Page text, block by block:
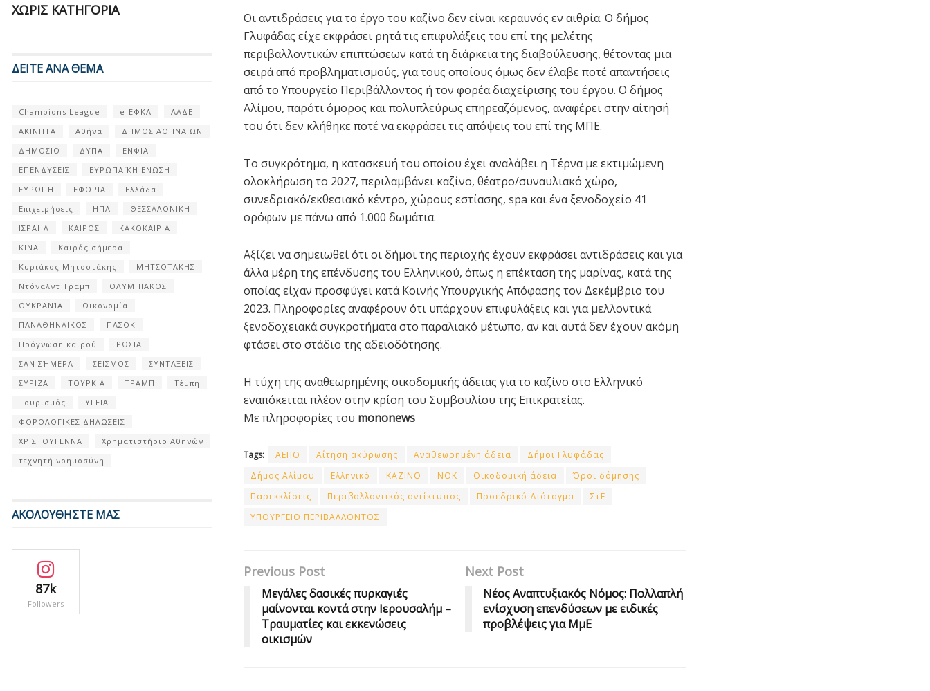
Οι αντιδράσεις για το έργο του καζίνο δεν είναι κεραυνός εν αιθρία. Ο δήμος
Γλυφάδας είχε εκφράσει ρητά τις επιφυλάξεις του επί της μελέτης
περιβαλλοντικών επιπτώσεων κατά τη διάρκεια της διαβούλευσης, θέτοντας μια
σειρά από προβληματισμούς, για τους οποίους όμως δεν έλαβε ποτέ απαντήσεις
από το Υπουργείο Περιβάλλοντος ή τον φορέα διαχείρισης του έργου. Ο δήμος
Αλίμου, παρότι όμορος και πολυπλεύρως επηρεαζόμενος, αναφέρει στην αίτησή
του ότι δεν κλήθηκε ποτέ να εκφράσει τις απόψεις του επί της ΜΠΕ.
Το συγκρότημα, η κατασκευή του οποίου έχει αναλάβει η Τέρνα με εκτιμώμενη
ολοκλήρωση το 2027, περιλαμβάνει καζίνο, θέατρο/συναυλιακό χώρο,
συνεδριακό/εκθεσιακό κέντρο, χώρους εστίασης, spa και ένα ξενοδοχείο 41
ορόφων με πάνω από 1.000 δωμάτια.
Αξίζει να σημειωθεί ότι οι δήμοι της περιοχής έχουν εκφράσει αντιδράσεις και για
άλλα μέρη της επένδυσης του Ελληνικού, όπως η επέκταση της μαρίνας, κατά της
οποίας είχαν προσφύγει κατά Κοινής Υπουργικής Απόφασης τον Δεκέμβριο του
2023. Πληροφορίες αναφέρουν ότι υπάρχουν επιφυλάξεις και για μελλοντικά
ξενοδοχειακά συγκροτήματα στο παραλιακό μέτωπο, αν και αυτά δεν έχουν ακόμη
φτάσει στο στάδιο της αδειοδότησης.
Η τύχη της αναθεωρημένης οικοδομικής άδειας για το καζίνο στο Ελληνικό
εναπόκειται πλέον στην κρίση του Συμβουλίου της Επικρατείας.
Με πληροφορίες του mononews
Tags: ΑΕΠΟ Αίτηση ακύρωσης Αναθεωρημένη άδεια
Δήμοι Γλυφάδας
Δήμος Αλίμου
Ελληνικό ΚΑΖΙΝΟ ΝΟΚ Οικοδομική άδεια
Όροι δόμησης
Παρεκκλίσεις
Περιβαλλοντικός αντίκτυπος Προεδρικό Διάταγμα
ΣτΕ
ΥΠΟΥΡΓΕΙΟ ΠΕΡΙΒΑΛΛΟΝΤΟΣ
Previous Post
Μεγάλες δασικές πυρκαγιές
μαίνονται κοντά στην Ιερουσαλήμ –
Τραυματίες και εκκενώσεις
οικισμών
Next Post
Νέος Αναπτυξιακός Νόμος: Πολλαπλή
ενίσχυση επενδύσεων με ειδικές
προβλέψεις για ΜμΕ
ΧΩΡΊΣ ΚΑΤΗΓΟΡΊΑ
ΔΕΙΤΕ ΑΝΑ ΘΕΜΑ
Champions League e-ΕΦΚΑ
ΑΑΔΕ
ΑΚΙΝΗΤΑ
Αθήνα
ΔΗΜΟΣ ΑΘΗΝΑΙΩΝ
ΔΗΜΟΣΙΟ
ΔΥΠΑ
ΕΝΦΙΑ
ΕΠΕΝΔΥΣΕΙΣ
ΕΥΡΩΠΑΪΚΗ ΕΝΩΣΗ
ΕΥΡΩΠΗ
ΕΦΟΡΙΑ
Ελλάδα
Επιχειρήσεις
ΗΠΑ
ΘΕΣΣΑΛΟΝΙΚΗ
ΙΣΡΑΗΛ
ΚΑΙΡΟΣ
ΚΑΚΟΚΑΙΡΙΑ
ΚΙΝΑ
Καιρός σήμερα
Κυριάκος Μητσοτάκης
ΜΗΤΣΟΤΑΚΗΣ
Ντόναλντ Τραμπ
ΟΛΥΜΠΙΑΚΟΣ
ΟΥΚΡΑΝΊΑ
Οικονομία
ΠΑΝΑΘΗΝΑΙΚΟΣ
ΠΑΣΟΚ
Πρόγνωση καιρού
ΡΩΣΙΑ
ΣΑΝ ΣΉΜΕΡΑ
ΣΕΙΣΜΟΣ
ΣΥΝΤΑΞΕΙΣ
ΣΥΡΙΖΑ
ΤΟΥΡΚΙΑ ΤΡΑΜΠ
Τέμπη
Τουρισμός
ΥΓΕΙΑ
ΦΟΡΟΛΟΓΙΚΕΣ ΔΗΛΩΣΕΙΣ
ΧΡΙΣΤΟΥΓΕΝΝΑ
Χρηματιστήριο Αθηνών
τεχνητή νοημοσύνη
ΑΚΟΛΟΥΘΗΣΤΕ ΜΑΣ
87k
Followers